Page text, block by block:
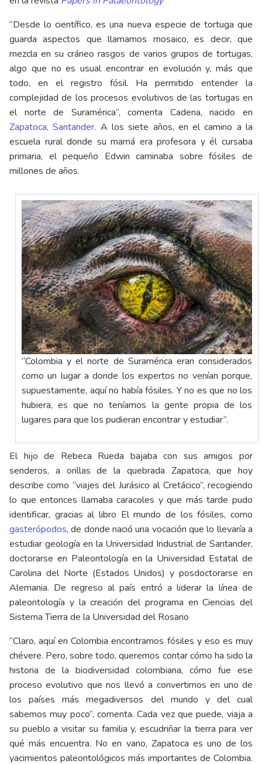
“Desde lo científico, es una nueva especie de tortuga que
guarda aspectos que llamamos mosaico, es decir, que
mezcla en su cráneo rasgos de varios grupos de tortugas,
algo que no es usual encontrar en evolución y, más que
todo, en el registro fósil. Ha permitido entender la
complejidad de los procesos evolutivos de las tortugas en
el norte de Suramérica”, comenta Cadena, nacido en
Zapatoca, Santander. A los siete años, en el camino a la
escuela rural donde su mamá era profesora y él cursaba
primaria, el pequeño Edwin caminaba sobre fósiles de
millones de años.
“Colombia y el norte de Suramérica eran considerados
como un lugar a donde los expertos no venían porque,
supuestamente, aquí no había fósiles. Y no es que no los
hubiera, es que no teníamos la gente propia de los
lugares para que los pudieran encontrar y estudiar”.
El hijo de Rebeca Rueda bajaba con sus amigos por
senderos, a orillas de la quebrada Zapatoca, que hoy
describe como “viajes del Jurásico al Cretácico”, recogiendo
lo que entonces llamaba caracoles y que más tarde pudo
identificar, gracias al libro El mundo de los fósiles, como
gasterópodos, de donde nació una vocación que lo llevaría a
estudiar geología en la Universidad Industrial de Santander,
doctorarse en Paleontología en la Universidad Estatal de
Carolina del Norte (Estados Unidos) y posdoctorarse en
Alemania. De regreso al país entró a liderar la línea de
paleontología y la creación del programa en Ciencias del
Sistema Tierra de la Universidad del Rosario
“Claro, aquí en Colombia encontramos fósiles y eso es muy
chévere. Pero, sobre todo, queremos contar cómo ha sido la
historia de la biodiversidad colombiana, cómo fue ese
proceso evolutivo que nos llevó a convertirnos en uno de
los países más megadiversos del mundo y del cual
sabemos muy poco”, comenta. Cada vez que puede, viaja a
su pueblo a visitar su familia y, escudriñar la tierra para ver
qué más encuentra. No en vano, Zapatoca es uno de los
yacimientos paleontológicos más importantes de Colombia.